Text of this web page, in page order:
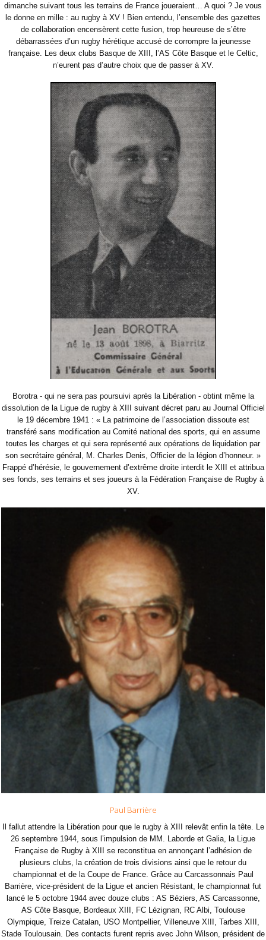
dimanche suivant tous les terrains de France joueraient… A quoi ? Je vous
le donne en mille : au rugby à XV ! Bien entendu, l’ensemble des gazettes
de collaboration encensèrent cette fusion, trop heureuse de s’être
débarrassées d’un rugby hérétique accusé de corrompre la jeunesse
française. Les deux clubs Basque de XIII, l’AS Côte Basque et le Celtic,
n’eurent pas d’autre choix que de passer à XV.
Borotra - qui ne sera pas poursuivi après la Libération - obtint même la
dissolution de la Ligue de rugby à XIII suivant décret paru au Journal Officiel
le 19 décembre 1941 : « La patrimoine de l’association dissoute est
transféré sans modification au Comité national des sports, qui en assume
toutes les charges et qui sera représenté aux opérations de liquidation par
son secrétaire général, M. Charles Denis, Officier de la légion d’honneur. »
Frappé d’hérésie, le gouvernement d’extrême droite interdit le XIII et attribua
ses fonds, ses terrains et ses joueurs à la Fédération Française de Rugby à
XV.
Paul Barrière
Il fallut attendre la Libération pour que le rugby à XIII relevât enfin la tête. Le
26 septembre 1944, sous l’impulsion de MM. Laborde et Galia, la Ligue
Française de Rugby à XIII se reconstitua en annonçant l’adhésion de
plusieurs clubs, la création de trois divisions ainsi que le retour du
championnat et de la Coupe de France. Grâce au Carcassonnais Paul
Barrière, vice-président de la Ligue et ancien Résistant, le championnat fut
lancé le 5 octobre 1944 avec douze clubs : AS Béziers, AS Carcassonne,
AS Côte Basque, Bordeaux XIII, FC Lézignan, RC Albi, Toulouse
Olympique, Treize Catalan, USO Montpellier, Villeneuve XIII, Tarbes XIII,
Stade Toulousain. Des contacts furent repris avec John Wilson, président de